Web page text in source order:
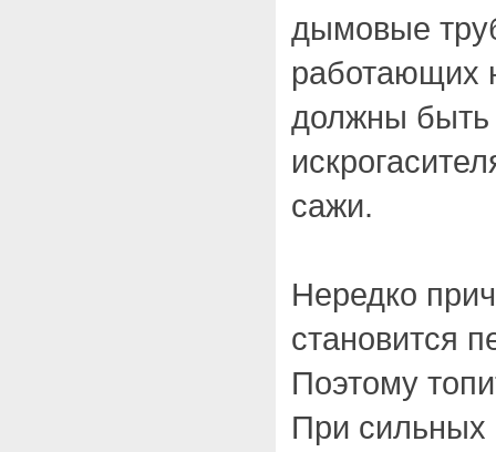
дымовые
работающих
должны
сажи.
Нередко
становится
Поэтому
При сильных